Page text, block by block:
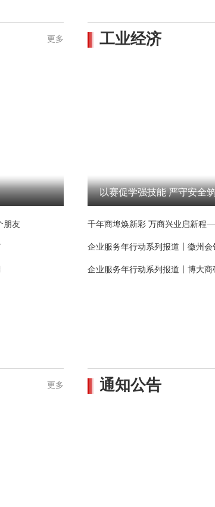
更多
朋友
工业经济
以赛促学强技能 严守安全
千年商埠焕新彩 万商兴业启新程
企业服务年行动系列报道丨博大
更多 通知公告